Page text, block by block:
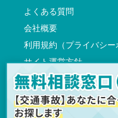
よくある質問
会社概要
利用規約（プライバシー
サイト運営方針
反社会的勢力に対する基
交通事故病院サーチ